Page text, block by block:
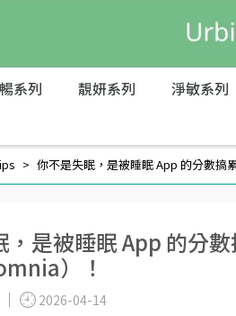
系列 靚妍系列 淨敏系列
你不是失眠，是被睡眠 App 的分數
，是被睡眠 App 的分
）！
2026-04-14